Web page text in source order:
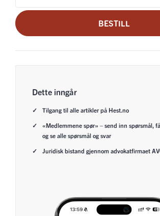
BESTILL
Dette inngår
Tilgang til alle artikler på Hest.no
«Medlemmene spør» – send inn spørsmål,
og se alle spørsmål og svar
Juridisk bistand gjennom advokatfirmaet